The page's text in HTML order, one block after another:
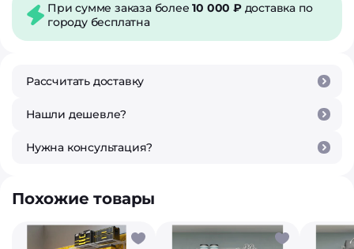
При сумме заказа более10 000 ₽доставка по
городу бесплатна
Рассчитать доставку
Нашли дешевле?
Нужна консультация?
Похожие товары